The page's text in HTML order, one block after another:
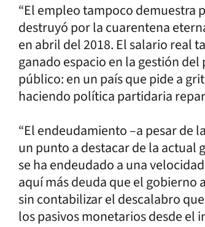
“El empleo tampoco demuestra
destruyó por la cuarentena
en abril del 2018. El salario real
ganado espacio en la gestión
público: en un país que pide a
haciendo política partidaria
“El endeudamiento –a pesar de
un punto a destacar de la actual
se ha endeudado a una
aquí más deuda que el gobierno
sin contabilizar el descalabro
los pasivos monetarios desde el